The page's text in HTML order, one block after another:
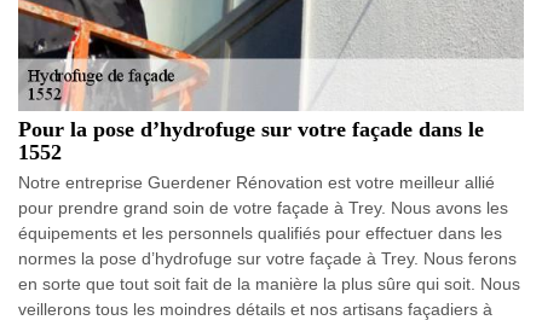
Pour la pose d’hydrofuge sur votre façade dans le
1552
Notre entreprise Guerdener Rénovation est votre meilleur allié
pour prendre grand soin de votre façade à Trey. Nous avons les
équipements et les personnels qualifiés pour effectuer dans les
normes la pose d’hydrofuge sur votre façade à Trey. Nous ferons
en sorte que tout soit fait de la manière la plus sûre qui soit. Nous
veillerons tous les moindres détails et nos artisans façadiers à